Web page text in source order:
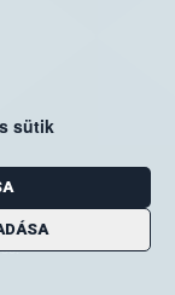
sütik
24.